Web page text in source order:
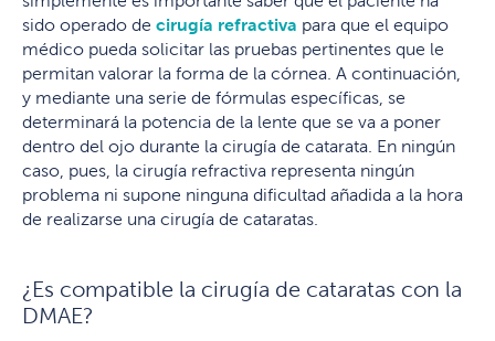
sido operado de cirugía refractiva para que el equipo
médico pueda solicitar las pruebas pertinentes que le
permitan valorar la forma de la córnea. A continuación,
y mediante una serie de fórmulas específicas, se
determinará la potencia de la lente que se va a poner
dentro del ojo durante la cirugía de catarata. En ningún
caso, pues, la cirugía refractiva representa ningún
problema ni supone ninguna dificultad añadida a la hora
de realizarse una cirugía de cataratas.
¿Es compatible la cirugía de cataratas con la
DMAE?